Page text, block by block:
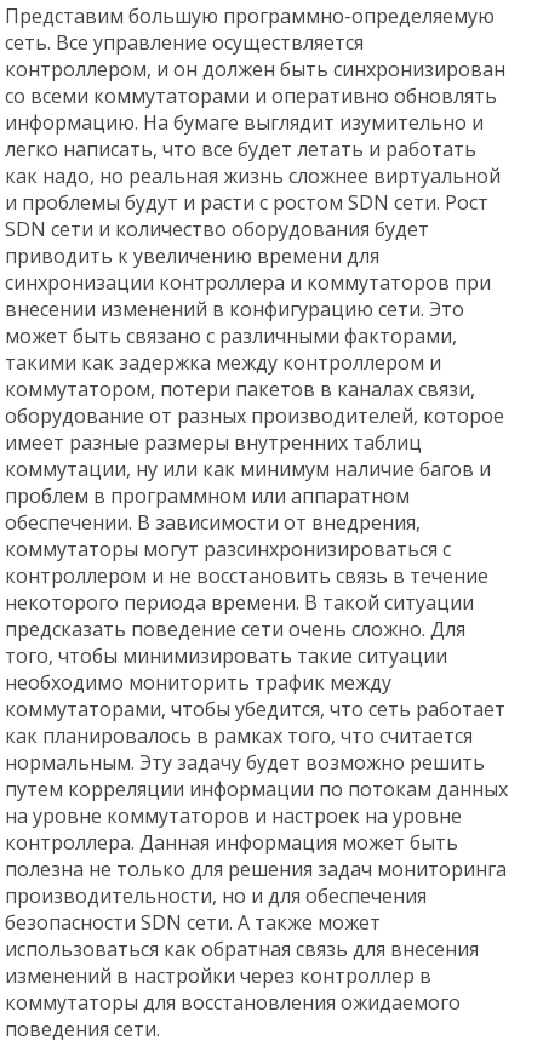
Представим большую программно-определяемую
сеть. Все управление осуществляется
контроллером, и он должен быть синхронизирован
со всеми коммутаторами и оперативно обновлять
информацию. На бумаге выглядит изумительно и
легко написать, что все будет летать и работать
как надо, но реальная жизнь сложнее виртуальной
и проблемы будут и расти с ростом SDN сети. Рост
SDN сети и количество оборудования будет
приводить к увеличению времени для
синхронизации контроллера и коммутаторов при
внесении изменений в конфигурацию сети. Это
может быть связано с различными факторами,
такими как задержка между контроллером и
коммутатором, потери пакетов в каналах связи,
оборудование от разных производителей, которое
имеет разные размеры внутренних таблиц
коммутации, ну или как минимум наличие багов и
проблем в программном или аппаратном
обеспечении. В зависимости от внедрения,
коммутаторы могут разсинхронизироваться с
контроллером и не восстановить связь в течение
некоторого периода времени. В такой ситуации
предсказать поведение сети очень сложно. Для
того, чтобы минимизировать такие ситуации
необходимо мониторить трафик между
коммутаторами, чтобы убедится, что сеть работает
как планировалось в рамках того, что считается
нормальным. Эту задачу будет возможно решить
путем корреляции информации по потокам данных
на уровне коммутаторов и настроек на уровне
контроллера. Данная информация может быть
полезна не только для решения задач мониторинга
производительности, но и для обеспечения
безопасности SDN сети. А также может
использоваться как обратная связь для внесения
изменений в настройки через контроллер в
коммутаторы для восстановления ожидаемого
поведения сети.